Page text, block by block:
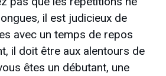
il est judicieux de
avec un temps de repos
il doit être aux alentours de
êtes un débutant, une